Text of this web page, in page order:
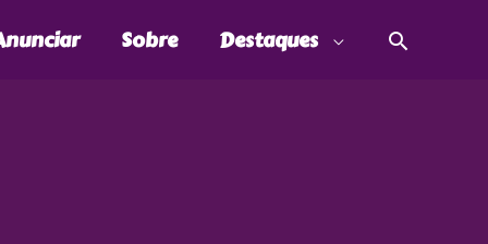
Sobre Destaques